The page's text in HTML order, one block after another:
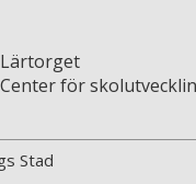
Lärtorget
Center för
Stad